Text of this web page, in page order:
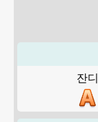
잔디